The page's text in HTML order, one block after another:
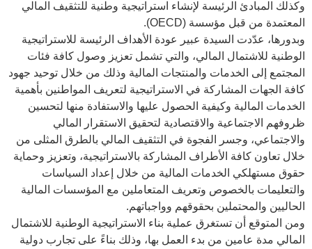
وكذلك المبادئ الرئيسة لإنشاء استراتيجية وطنية للتثقيف المالي
المعتمدة من قبل مؤسسة (OECD
).
وبدورها، عدّدت السيدة عبير عودة الأهداف الرئيسة للاستراتيجية
الوطنية للاشتمال المالي، والتي تشمل تعزيز وصول كافة فئات
المجتمع إلى الخدمات والمنتجات المالية وذلك من خلال توحيد جهود
كافة الجهات المشاركة في الاستراتيجية لتعريف المواطنين بأهمية
الخدمات المالية وكيفية الحصول عليها والاستفادة منها لتحسين
ظروفهم الاجتماعية والاقتصادية لتحقيق الاستقرار المالي
والاجتماعي، وجسر الفجوة في التثقيف المالي بالطرق المثلى من
خلال تعاون كافة الأطراف المشاركة بالاستراتيجية، وتعزيز وحماية
حقوق مستهلكي الخدمات المالية من خلال إعداد السياسات
والتعليمات بالخصوص وتعريف المتعاملين مع المؤسسات المالية
الحاليين والمحتملين بحقوقهم وواجباتهم.
ومن المتوقع أن تستغرق عملية بناء الاستراتيجية الوطنية للاشتمال
المالي مدة عامين من بدء العمل بها، وذلك بناءً على تجارب دولية